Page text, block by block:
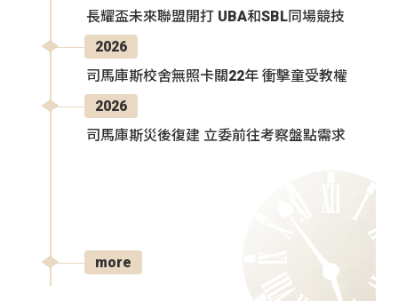
長耀盃未來聯盟開打 UBA和SBL同場競技
2026
司馬庫斯校舍無照卡關22年 衝擊童受教權
2026
司馬庫斯災後復建 立委前往考察盤點需求
more